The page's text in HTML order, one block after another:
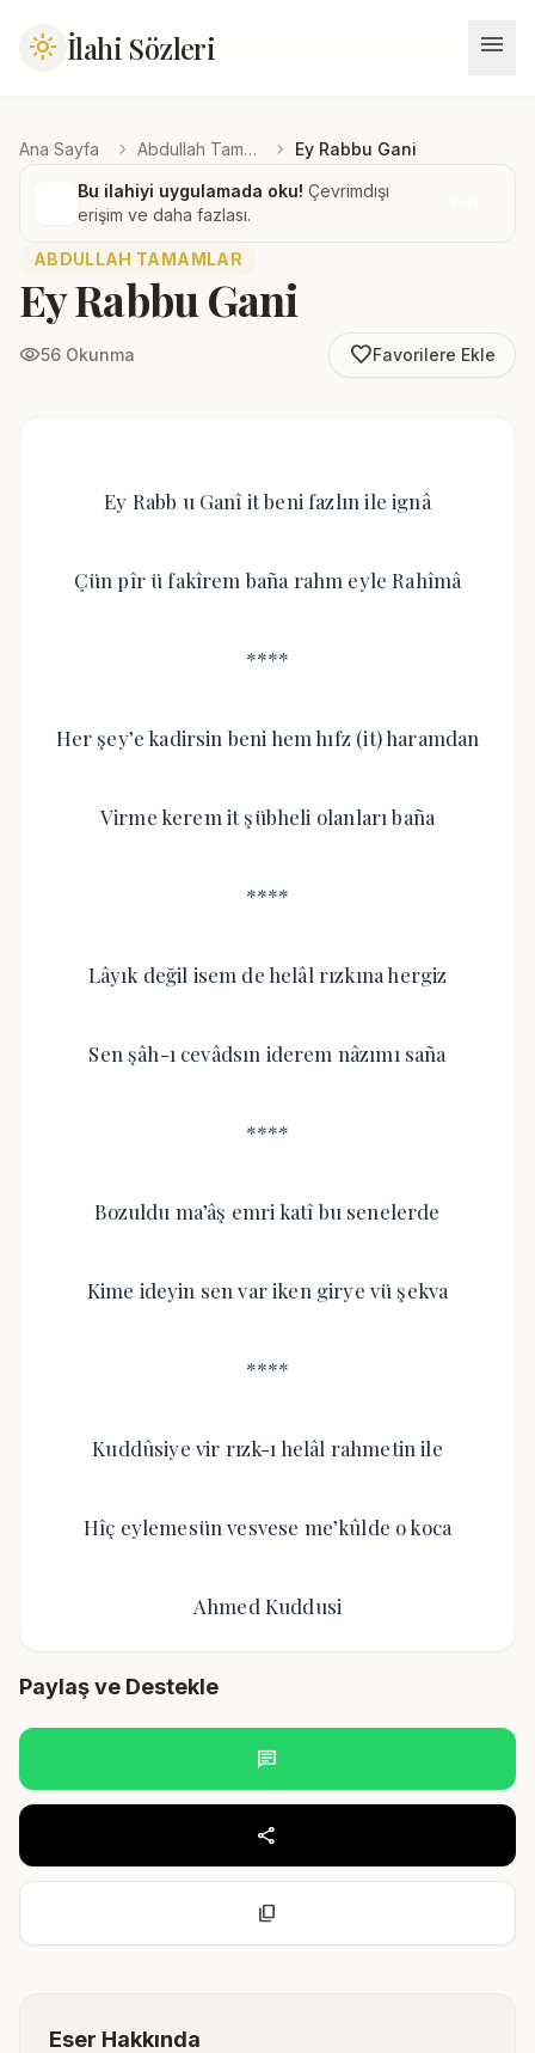
light_mode İlahi Sözleri menu
Ana Sayfa chevron_right Abdullah Tamamlar chevron_right Ey Rabbu Gani
Bu ilahiyi uygulamada oku! Çevrimdışı
erişim ve daha fazlası.
ABDULLAH TAMAMLAR
Ey Rabbu Gani
visibility56 Okunma favorite_borderFavorilere Ekle
Ey Rabb u Ganî it beni fazlın ile ignâ
Çün pîr ü fakîrem baña rahm eyle Rahîmâ
****
Her şey’e kadirsin beni hem hıfz (it) haramdan
Virme kerem it şübheli olanları baña
****
Lâyık değil isem de helâl rızkına hergiz
Sen şâh-ı cevâdsın iderem nâzımı saña
****
Bozuldu ma’âş emri katî bu senelerde
Kime ideyin sen var iken girye vü şekva
****
Kuddûsiye vir rızk-ı helâl rahmetin ile
Hîç eylemesün vesvese me’kûlde o koca
Ahmed Kuddusi
Paylaş ve Destekle
chat
share
content_copy
Eser Hakkında